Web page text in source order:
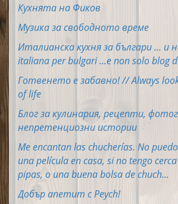
Кухнята на Фиков
Музика за свободното време
Италианска кухня за българи ... и
italiana per bulgari ...e non solo blog
Готвенето е забавно! // Always
of life
Блог за кулинария, рецепти,
непретенциозни истории
Me encantan las chucherías. No
una película en casa, si no tengo
pipas, o una buena bolsa de chuch...
Добър апетит с Peych!